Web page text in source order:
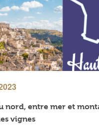
nord, entre mer et
vignes